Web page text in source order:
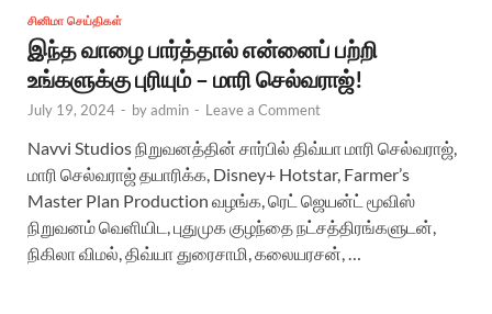
சினிமா செய்திகள்
இந்த வாழை பார்த்தால் என்னைப் பற்றி
உங்களுக்கு புரியும் – மாரி செல்வராஜ்!
July 19, 2024 - byadmin - Leave a Comment
Navvi Studios நிறுவனத்தின் சார்பில் திவ்யா மாரி செல்வராஜ்,
மாரி செல்வராஜ் தயாரிக்க, Disney+ Hotstar, Farmer’s
Master Plan Production வழங்க, ரெட் ஜெயன்ட் மூவிஸ்
நிறுவனம் வெளியிட, புதுமுக குழந்தை நட்சத்திரங்களுடன்,
நிகிலா விமல், திவ்யா துரைசாமி, கலையரசன், …